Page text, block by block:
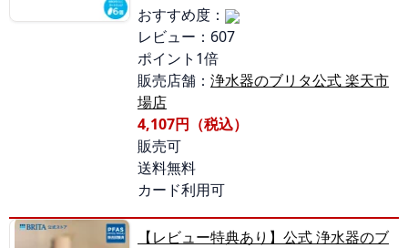
おすすめ度：
レビュー：607
ポイント1倍
販売店舗： 浄水器のブリタ公式 楽天市
場店
4,107円（税込）
販売可
送料無料
カード利用可
【レビュー特典あり】公式 浄水器のブ